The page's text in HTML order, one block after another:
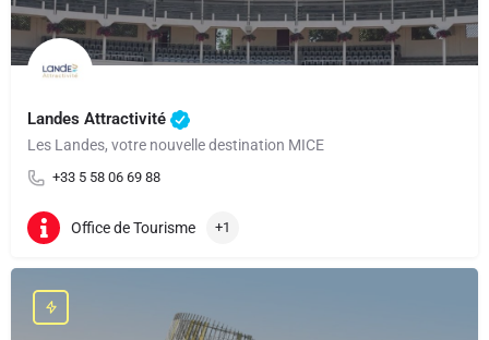
Landes Attractivité
Les Landes, votre nouvelle destination MICE
+33 5 58 06 69 88
Office de Tourisme +1